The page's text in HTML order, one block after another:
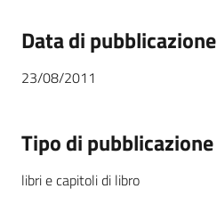
Data di pubblicazione
23/08/2011
Tipo di pubblicazione
libri e capitoli di libro